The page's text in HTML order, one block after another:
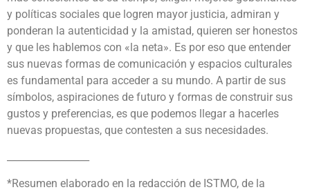
y políticas sociales que logren mayor justicia, admiran y
ponderan la autenticidad y la amistad, quieren ser honestos
y que les hablemos con «la neta». Es por eso que entender
sus nuevas formas de comunicación y espacios culturales
es fundamental para acceder a su mundo. A partir de sus
símbolos, aspiraciones de futuro y formas de construir sus
gustos y preferencias, es que podemos llegar a hacerles
nuevas propuestas, que contesten a sus necesidades.
*Resumen elaborado en la redacción de ISTMO, de la